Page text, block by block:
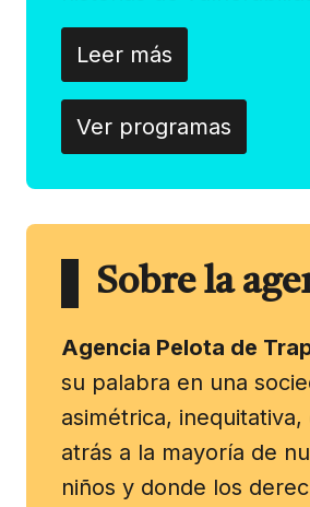
Leer más
Ver programas
Sobre la
Agencia Pelota de
su palabra en una
asimétrica, inequitativa,
atrás a la mayoría de
niños y donde los